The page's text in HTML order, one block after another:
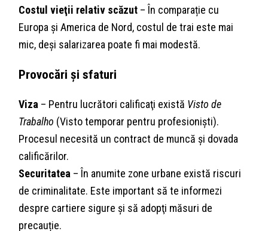
Costul vieţii relativ scăzut – În comparație cu
Europa și America de Nord, costul de trai este mai
mic, deși salarizarea poate fi mai modestă.
Provocări și sfaturi
Viza – Pentru lucrători calificaţi există Visto de
Trabalho (Visto temporar pentru profesioniști).
Procesul necesită un contract de muncă și dovada
calificărilor.
Securitatea – În anumite zone urbane există riscuri
de criminalitate. Este important să te informezi
despre cartiere sigure și să adopţi măsuri de
precauție.